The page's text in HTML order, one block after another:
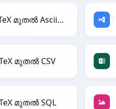
LaTeX മുതൽ AsciiDoc
മുതൽ CSV
മുതൽ SQL